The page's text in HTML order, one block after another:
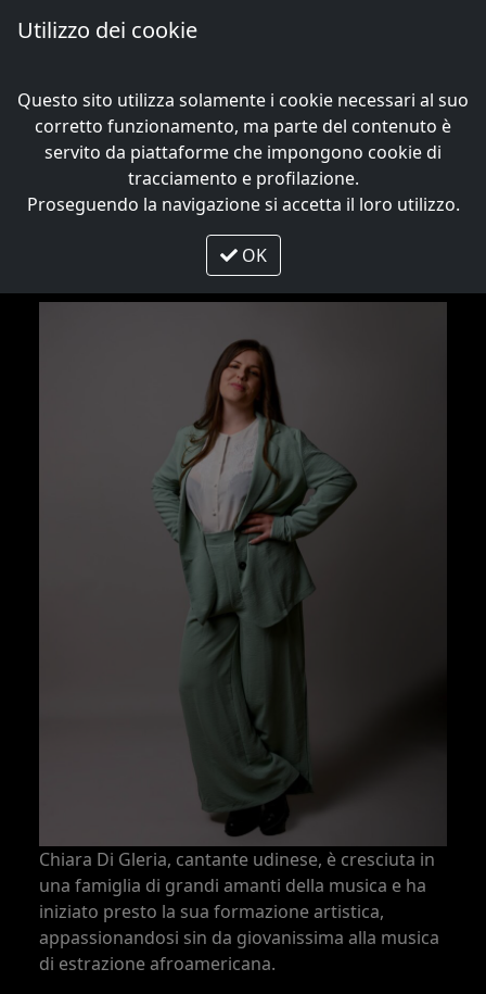
Utilizzo dei cookie
Questo sito utilizza solamente i cookie necessari al suo
corretto funzionamento, ma parte del contenuto è
servito da piattaforme che impongono cookie di
tracciamento e profilazione.
Proseguendo la navigazione si accetta il loro utilizzo.
OK
Il Direttore Artistico
CHIARA DI GLERIA
Chiara Di Gleria, cantante udinese, è cresciuta in
una famiglia di grandi amanti della musica e ha
iniziato presto la sua formazione artistica,
appassionandosi sin da giovanissima alla musica
di estrazione afroamericana.